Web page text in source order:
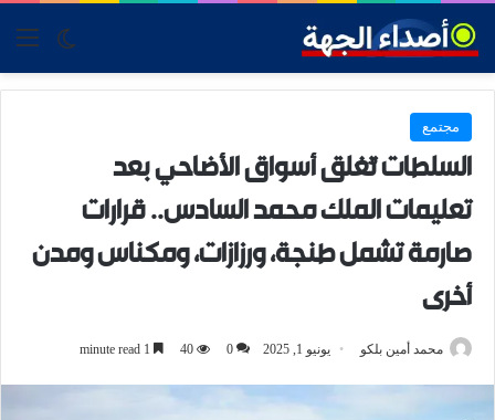
skin
مجتمع
السلطات تُغلق أسواق الأضاحي بعد
تعليمات الملك محمد السادس.. قرارات
صارمة تشمل طنجة، ورزازات، ومكناس ومدن
أخرى
محمد أمين بلكو يونيو 1, 2025 0
40